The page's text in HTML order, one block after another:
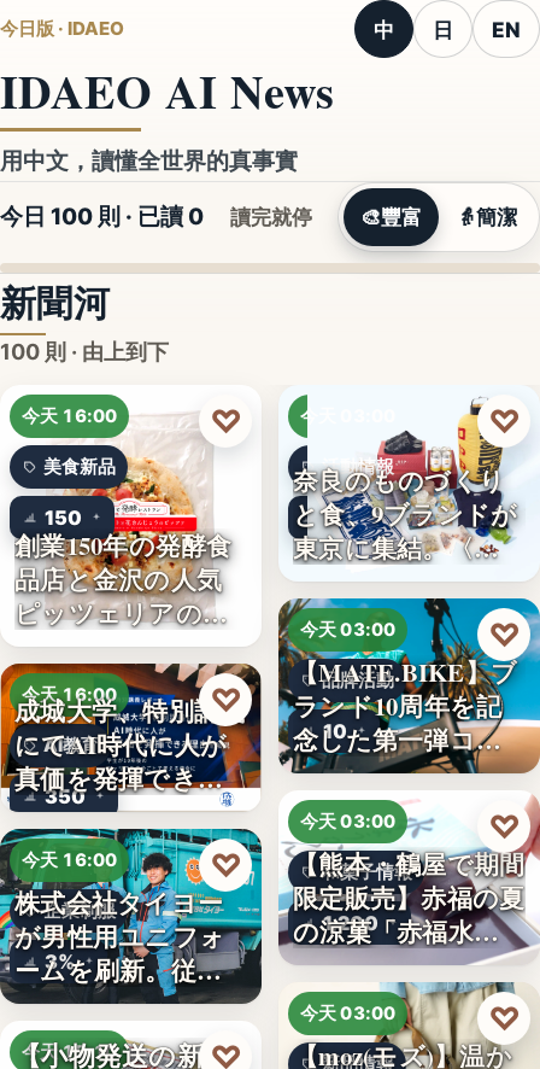
今日版 · IDAEO 中 日 EN
IDAEO AI News
用中文，讀懂全世界的真事實
今日 100 則 · 已讀 0 讀完就停 🎨豐富 👵簡潔
新聞河
100 則 · 由上到下
今天 16:00
美食新品
150
創業150年の発酵食
品店と金沢の人気
ピッツェリアのコ
ラボ…
♡
今天 16:00
AI教育
350
成城大学、特別講義
にてAI時代に人が
真価を発揮できる
理由…
♡
今天 16:00
企業制服
3%
株式会社タイヨー
が男性用ユニフォ
ームを刷新。従来
の男女兼…
♡
今天 15:10
【小物発送の新定
♡
今天 03:00
活動情報
9
奈良のものづくり
と食、9ブランドが
東京に集結。〈…
♡
今天 03:00
品牌活動
10
【MATE.BIKE】ブ
ランド10周年を記
念した第一弾コ…
♡
今天 03:00
和菓子情報
1,200
【熊本・鶴屋で期間
限定販売】赤福の夏
の涼菓「赤福水よ
うか…
♡
今天 03:00
新品情報
【moz(モズ)】温か
♡